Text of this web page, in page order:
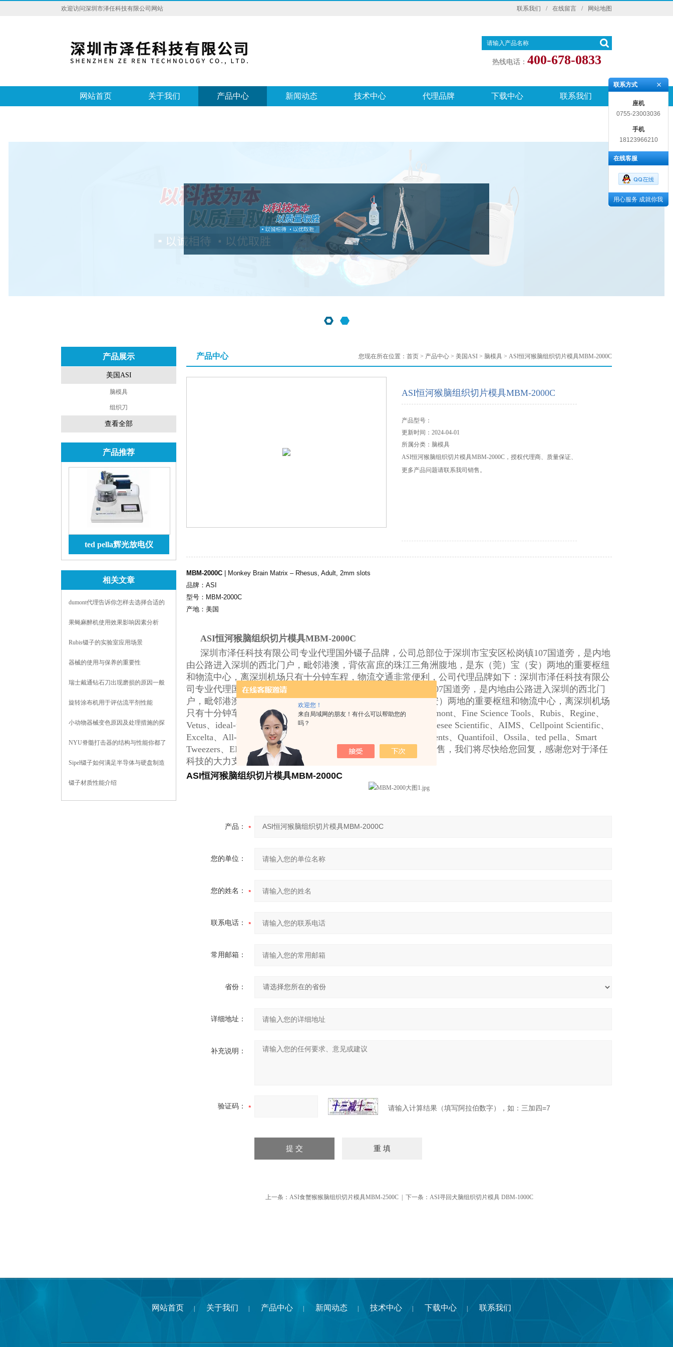
欢迎您！
来自局域网的朋友！有什么可以帮助您的
吗？
欢迎访问深圳市泽任科技有限公司网站 联系我们 / 在线留言 / 网站地图
热线电话： 400-678-0833
网站首页 关于我们 产品中心 新闻动态 技术中心 代理品牌 下载中心 联系我们
产品展示
美国ASI
脑模具
组织刀
查看全部
产品推荐
ted pella辉光放电仪
相关文章
dumont代理告诉你怎样去选择合适的
果蝇麻醉机使用效果影响因素分析
Rubis镊子的实验室应用场景
器械的使用与保养的重要性
瑞士戴通钻石刀出现磨损的原因一般
旋转涂布机用于评估流平剂性能
小动物器械变色原因及处理措施的探
NYU脊髓打击器的结构与性能你都了
Sipel镊子如何满足半导体与硬盘制造
镊子材质性能介绍
产品中心 您现在所在位置： 首页 > 产品中心 > 美国ASI > 脑模具 > ASI恒河猴脑组织切片模具MBM-2000C
ASI恒河猴脑组织切片模具MBM-2000C
产品型号：
更新时间：2024-04-01
所属分类：脑模具
ASI恒河猴脑组织切片模具MBM-2000C，授权代理商、质量保证、
更多产品问题请联系我司销售。
MBM-2000C | Monkey Brain Matrix – Rhesus, Adult, 2mm slots
品牌：ASI
型号：MBM-2000C
产地：美国
ASI恒河猴脑组织切片模具MBM-2000C
深圳市泽任科技有限公司专业代理国外镊子品牌，公司总部位于深圳市宝安区松岗镇107国道旁，是内地
由公路进入深圳的西北门户，毗邻港澳，背依富庶的珠江三角洲腹地，是东（莞）宝（安）两地的重要枢纽
和物流中心，离深圳机场只有十分钟车程，物流交通非常便利，公司代理品牌如下： 深圳市泽任科技有限公
司专业代理国外镊子品牌，公司总部位于深圳市宝安区松岗镇107国道旁，是内地由公路进入深圳的西北门
户，毗邻港澳，背依富庶的珠江三角洲腹地，是东（莞）宝（安）两地的重要枢纽和物流中心，离深圳机场
只有十分钟车程，物流交通非常便利，公司代理品牌如下： Dumont、Fine Science Tools、Rubis、Regine、
Vetus、ideal-tek、Sipel、Weller、GilderGrids、Techni-Tool、Genesee Scientific、AIMS、Cellpoint Scientific、
Excelta、All-spec、Benchmark、PSI、Roboz、SPI、ASI Instruments、Quantifoil、Ossila、ted pella、Smart
Tweezers、EMS、1-material、WPI。更多品牌信息请联系我司销售，我们将尽快给您回复，感谢您对于泽任
科技的大力支持。
ASI恒河猴脑组织切片模具MBM-2000C
产品：
您的单位：
您的姓名：
联系电话：
常用邮箱：
省份：
详细地址：
补充说明：
验证码： 请输入计算结果（填写阿拉伯数字），如：三加四=7
上一条： ASI食蟹猴猴脑组织切片模具MBM-2500C| 下一条： ASI寻回犬脑组织切片模具 DBM-1000C
网站首页 关于我们 产品中心 新闻动态 技术中心 下载中心 联系我们
联系方式
座机
0755-23003036
手机
18123966210
在线客服
用心服务 成就你我